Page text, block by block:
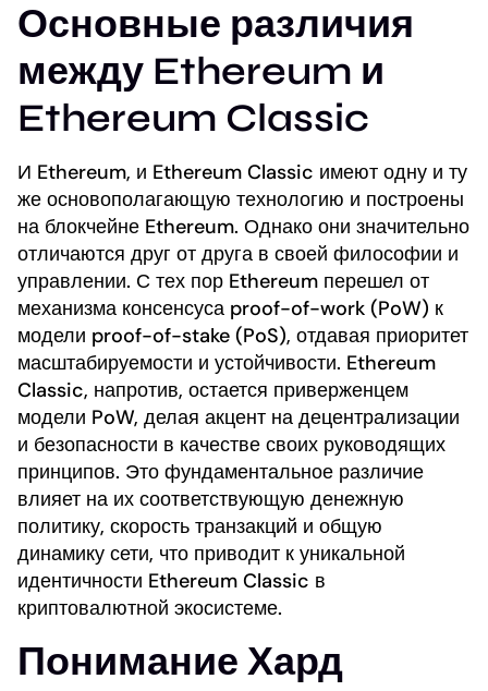
Основные различия
между Ethereum и
Ethereum Classic
И Ethereum, и Ethereum Classic имеют одну и ту
же основополагающую технологию и построены
на блокчейне Ethereum. Однако они значительно
отличаются друг от друга в своей философии и
управлении. С тех пор Ethereum перешел от
механизма консенсуса proof-of-work (PoW) к
модели proof-of-stake (PoS), отдавая приоритет
масштабируемости и устойчивости. Ethereum
Classic, напротив, остается приверженцем
модели PoW, делая акцент на децентрализации
и безопасности в качестве своих руководящих
принципов. Это фундаментальное различие
влияет на их соответствующую денежную
политику, скорость транзакций и общую
динамику сети, что приводит к уникальной
идентичности Ethereum Classic в
криптовалютной экосистеме.
Понимание Хард